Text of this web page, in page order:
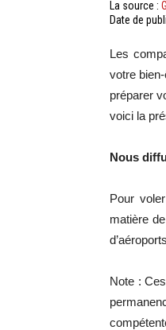
La source :
Date de
Les
votre
préparer
voici la
Nous
Pour
matière
Note :